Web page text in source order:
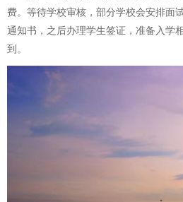
费。等待学校审核，部分学校会安排面
通知书，之后办理学生签证，准备入学
到。